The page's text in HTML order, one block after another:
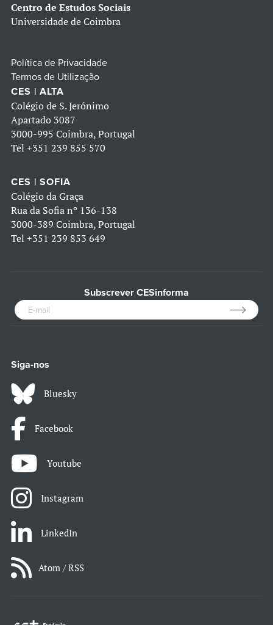
Centro de Estudos Sociais
Universidade de Coimbra
Política de Privacidade
Termos de Utilização
CES | ALTA
Colégio de S. Jerónimo
Apartado 3087
3000-995 Coimbra, Portugal
Tel +351 239 855 570
CES | SOFIA
Colégio da Graça
Rua da Sofia nº 136-138
3000-389 Coimbra, Portugal
Tel +351 239 853 649
Subscrever CESinforma
Siga-nos
Bluesky
Facebook
Youtube
Instagram
LinkedIn
Atom / RSS